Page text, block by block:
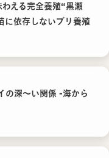
える完全養殖“黒瀬
に依存しないブリ養殖
の深〜い関係 -海から